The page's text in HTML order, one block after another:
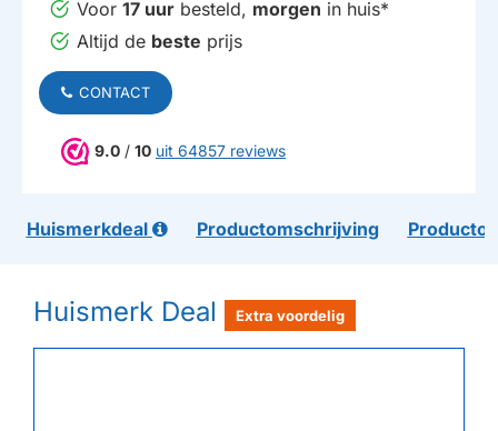
Voor 17 uur besteld, morgen in huis*
Altijd de beste prijs
CONTACT
9.0 / 10 uit 64857 reviews
Huismerkdeal Productomschrijving
Huismerk Deal Extra voordelig